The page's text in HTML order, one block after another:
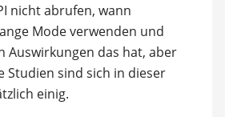
nicht abrufen, wann
Mode verwenden und
Auswirkungen das hat, aber
Studien sind sich in dieser
einig.